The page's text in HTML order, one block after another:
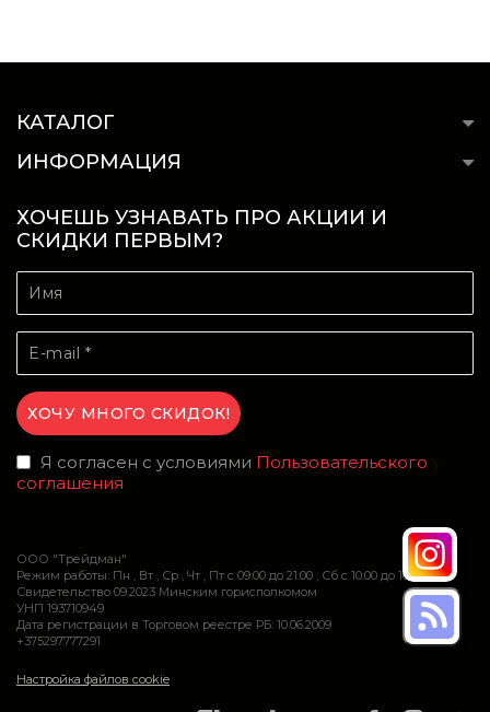
КАТАЛОГ
ИНФОРМАЦИЯ
ХОЧЕШЬ УЗНАВАТЬ ПРО АКЦИИ И
СКИДКИ ПЕРВЫМ?
Я согласен с условиями Пользовательского
соглашения
ООО "Трейдман"
Режим работы: Пн , Вт , Ср , Чт , Пт c 09:00 до 21:00 ; Сб c 10:00 до 16:00
Свидетельство 09.2023 Минским горисполкомом
УНП 193710949
Дата регистрации в Торговом реестре РБ: 10.06.2009
+375297777291
Настройка файлов cookie